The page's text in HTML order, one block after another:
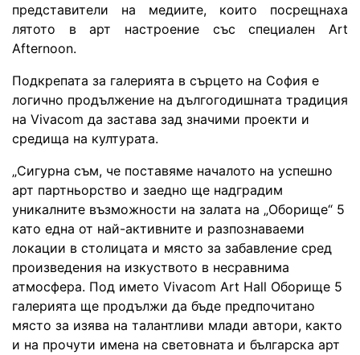
представители на медиите, които посрещнаха
лятото в арт настроение със специален Art
Afternoon.
Подкрепата за галерията в сърцето на София е
логично продължение на дългогодишната традиция
на Vivacom да застава зад значими проекти и
средища на културата.
„Сигурна съм, че поставяме началото на успешно
арт партньорство и заедно ще надградим
уникалните възможности на залата на „Оборище“ 5
като една от най-активните и разпознаваеми
локации в столицата и място за забавление сред
произведения на изкуството в несравнима
атмосфера. Под името Vivacom Art Hall Оборище 5
галерията ще продължи да бъде предпочитано
място за изява на талантливи млади автори, както
и на прочути имена на световната и българска арт